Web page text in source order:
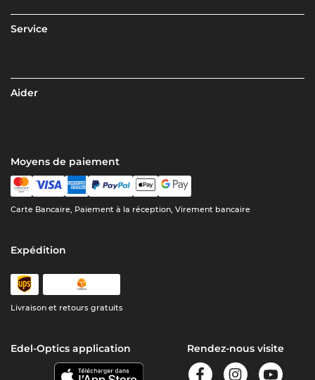
Service
Aider
Moyens de paiement
Carte Bancaire, Paiement à la réception, Virement bancaire
Expédition
Livraison et retours gratuits
Edel-Optics application Rendez-nous visite